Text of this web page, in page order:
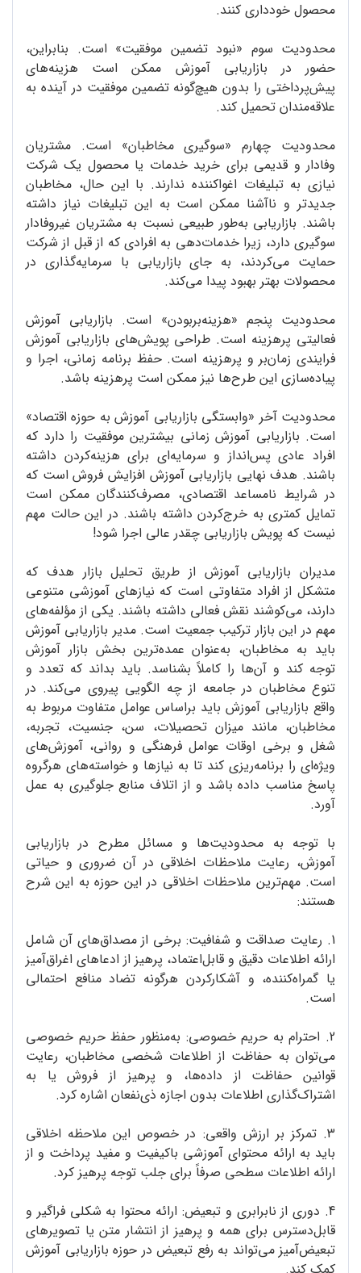
محصول خودداری کنند.
محدودیت سوم «نبود تضمین موفقیت» است. بنابراین،
حضور در بازاریابی آموزش ممکن است هزینه‌های
پیش‌پرداختی را بدون هیچ‌گونه تضمین موفقیت در آینده به
علاقه‌مندان تحمیل کند.
محدودیت چهارم «سوگیری مخاطبان» است. مشتریان
وفادار و قدیمی برای خرید خدمات یا محصول یک شرکت
نیازی به تبلیغات اغواکننده ندارند. با این ‌حال، مخاطبان
جدیدتر و ناآشنا ممکن است به این تبلیغات نیاز داشته
باشند. بازاریابی به‌طور طبیعی نسبت به مشتریان غیروفادار
سوگیری دارد، زیرا خدمات‌دهی به افرادی که از قبل از شرکت
حمایت می‌کردند، به جای بازاریابی با سرمایه‌گذاری در
محصولات بهتر بهبود پیدا می‌کند.
محدودیت پنجم «هزینه‌بربودن» است. بازاریابی آموزش
فعالیتی پرهزینه است. طراحی پویش‌های بازاریابی آموزش
فرایندی زمان‌بر و پرهزینه است. حفظ برنامه ‌زمانی، اجرا و
پیاده‌سازی این طرح‌ها نیز ممکن است پرهزینه باشد.
محدودیت آخر «وابستگی بازاریابی آموزش به حوزه اقتصاد»
است. بازاریابی آموزش زمانی بیشترین موفقیت را دارد که
افراد عادی پس‌انداز و سرمایه‌ای برای هزینه‌کردن داشته
باشند. هدف نهایی بازاریابی آموزش افزایش فروش است که
در شرایط نامساعد اقتصادی، مصرف‌کنندگان ممکن است
تمایل کمتری به خرج‌کردن داشته باشند. در این حالت مهم
نیست که پویش بازاریابی چقدر عالی اجرا شود!
مدیران بازاریابی آموزش از طریق تحلیل بازار هدف که
متشکل از افراد متفاوتی است که نیازهای آموزشی متنوعی
دارند، می‌کوشند نقش فعالی داشته باشند. یکی از مؤلفه‌های
مهم در این بازار ترکیب جمعیت است. مدیر بازاریابی آموزش
باید به مخاطبان، به‌عنوان عمده‌ترین بخش بازار آموزش
توجه کند و آن‌ها را کاملاً بشناسد. باید بداند که تعدد و
تنوع مخاطبان در جامعه از چه الگویی پیروی می‌کند. در
واقع بازاریابی آموزش باید براساس عوامل متفاوت مربوط به
مخاطبان، مانند میزان تحصیلات، سن، جنسیت، تجربه،
شغل و برخی اوقات عوامل فرهنگی و روانی، آموزش‌های
ویژه‌ای را برنامه‌ریزی کند تا به نیازها و خواسته‌های هرگروه
پاسخ مناسب داده باشد و از اتلاف منابع جلوگیری به عمل
آورد.
با توجه به محدودیت‌ها و مسائل مطرح در بازاریابی
آموزش، رعایت ملاحظات اخلاقی در آن ضروری و حیاتی
است. مهم‌ترین ملاحظات اخلاقی در این حوزه به این شرح
هستند:
1. رعایت صداقت و شفافیت: برخی از مصداق‌های آن شامل
ارائه اطلاعات دقیق و قابل‌اعتماد، پرهیز از ادعاهای اغراق‌آمیز
یا گمراه‌کننده، و آشکارکردن هرگونه تضاد منافع احتمالی
است.
2. احترام به حریم خصوصی: به‌منظور حفظ حریم خصوصی
می‌توان به حفاظت از اطلاعات شخصی مخاطبان، رعایت
قوانین حفاظت از داده‌ها، و پرهیز از فروش یا به
اشتراک‌گذاری اطلاعات بدون اجازه ذی‌نفعان اشاره کرد.
3. تمرکز بر ارزش واقعی: در خصوص این ملاحظه اخلاقی
باید به ارائه محتوای آموزشی باکیفیت و مفید پرداخت و از
ارائه اطلاعات سطحی صرفاً برای جلب توجه پرهیز کرد.
4. دوری از نابرابری و تبعیض: ارائه محتوا به شکلی فراگیر و
قابل‌دسترس برای همه و پرهیز از انتشار متن یا تصویرهای
تبعیض‌آمیز می‌تواند به رفع تبعیض در حوزه بازاریابی آموزش